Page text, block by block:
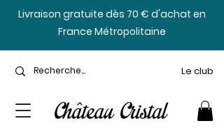
​Livraison gratuite dès 70 € d'achat en
France Métropolitaine
Le club